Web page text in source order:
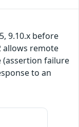
9.10.x before
allows remote
(assertion failure
to an